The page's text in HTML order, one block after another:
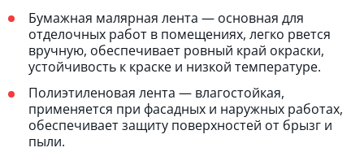
Бумажная малярная лента — основная для
отделочных работ в помещениях, легко рвется
вручную, обеспечивает ровный край окраски,
устойчивость к краске и низкой температуре.
Полиэтиленовая лента — влагостойкая,
применяется при фасадных и наружных работах,
обеспечивает защиту поверхностей от брызг и
пыли.